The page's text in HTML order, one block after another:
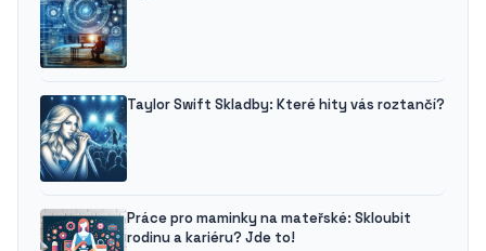
Taylor Swift Skladby: Které hity vás roztančí?
Práce pro maminky na mateřské: Skloubit
rodinu a kariéru? Jde to!